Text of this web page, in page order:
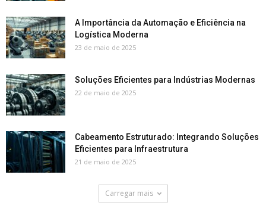
A Importância da Automação e Eficiência na
Logística Moderna
23 de maio de 2025
Soluções Eficientes para Indústrias Modernas
22 de maio de 2025
Cabeamento Estruturado: Integrando Soluções
Eficientes para Infraestrutura
21 de maio de 2025
Carregar mais